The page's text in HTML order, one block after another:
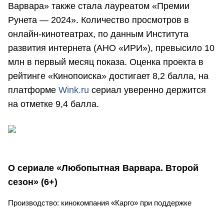
Варвара» также стала лауреатом «Премии
Рунета — 2024». Количество просмотров в
онлайн-кинотеатрах, по данным Института
развития интернета (АНО «ИРИ»), превысило 10
млн в первый месяц показа. Оценка проекта в
рейтинге «Кинопоиска» достигает 8,2 балла, на
платформе Wink.ru сериал уверенно держится
на отметке 9,4 балла.
О сериале «Любопытная Варвара. Второй
сезон» (6+)
Производство: кинокомпания «Карго» при поддержке